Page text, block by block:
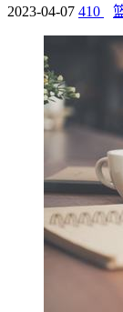
2023-04-07 410